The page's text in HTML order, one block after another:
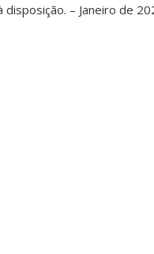
disposição. – Janeiro de